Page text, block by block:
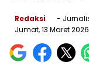
Redaksi
-
Jumat, 13 Maret 2026